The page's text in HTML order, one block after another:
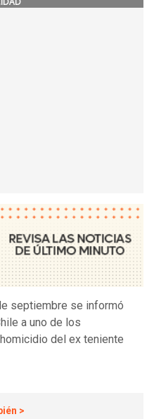
septiembre se informó
a uno de los
del ex teniente
>